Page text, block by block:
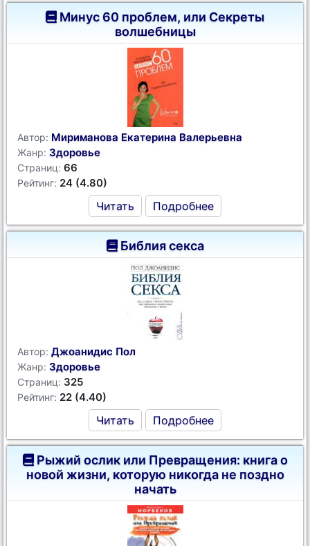
Минус 60 проблем, или Секреты
волшебницы
Автор: Мириманова Екатерина Валерьевна
Жанр: Здоровье
Страниц: 66
Рейтинг: 24 (4.80)
Читать Подробнее
Библия секса
Автор: Джоанидис Пол
Жанр: Здоровье
Страниц: 325
Рейтинг: 22 (4.40)
Читать Подробнее
Рыжий ослик или Превращения: книга о
новой жизни, которую никогда не поздно
начать